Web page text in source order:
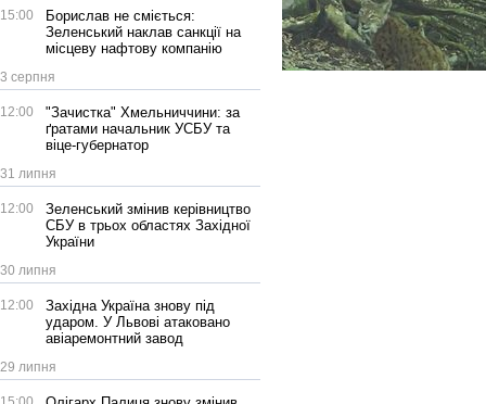
15:00
Борислав не сміється:
Зеленський наклав санкції на
місцеву нафтову компанію
3 серпня
12:00
"Зачистка" Хмельниччини: за
ґратами начальник УСБУ та
віце-губернатор
31 липня
12:00
Зеленський змінив керівництво
СБУ в трьох областях Західної
України
30 липня
12:00
Західна Україна знову під
ударом. У Львові атаковано
авіаремонтний завод
29 липня